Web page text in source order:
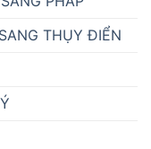
THỤY ĐIỂN